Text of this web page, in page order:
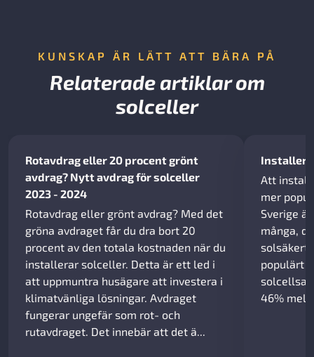
KUNSKAP ÄR LÄTT ATT BÄRA PÅ
Relaterade artiklar om
solceller
Rotavdrag eller 20 procent grönt
avdrag? Nytt avdrag för solceller
2023 - 2024
Rotavdrag eller grönt avdrag? Med det
gröna avdraget får du dra bort 20
procent av den totala kostnaden när du
installerar solceller. Detta är ett led i
att uppmuntra husägare att investera i
klimatvänliga lösningar. Avdraget
fungerar ungefär som rot- och
rutavdraget. Det innebär att det ä...
Installera
Att
mer
Sverige
många,
populärt
46%